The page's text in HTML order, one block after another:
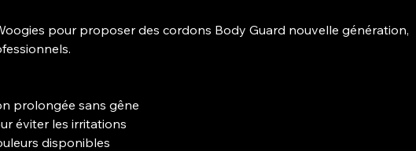
pour proposer des cordons Body Guard nouvelle génération,
prolongée sans gêne
éviter les irritations
disponibles